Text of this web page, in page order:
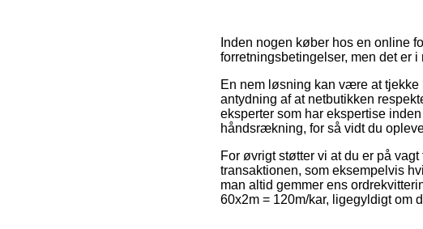
Inden nogen køber hos en online
forretningsbetingelser, men det er
En nem løsning kan være at
antydning af at netbutikken
eksperter som har ekspertise
håndsrækning, for så vidt du
For øvrigt støtter vi at du er på
transaktionen, som eksempelvis
man altid gemmer ens
60x2m = 120m/kar, ligegyldigt om